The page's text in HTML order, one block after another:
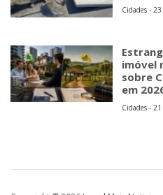
Cidades -
imóvel
sobre
em
Cidades -